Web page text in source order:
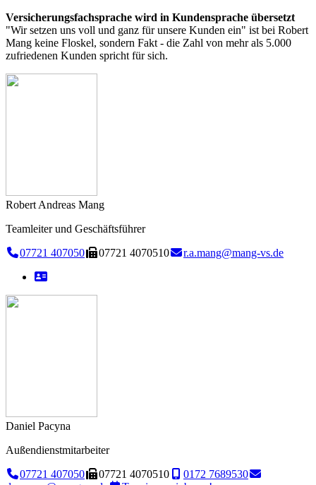
Versicherungsfachsprache wird in Kundensprache übersetzt
"Wir setzen uns voll und ganz für unsere Kunden ein" ist bei Robert
Mang keine Floskel, sondern Fakt - die Zahl von mehr als 5.000
zufriedenen Kunden spricht für sich.
Robert Andreas Mang
Teamleiter und Geschäftsführer
07721 407050
07721 4070510 r.a.mang@mang-vs.de
Daniel Pacyna
Außendienstmitarbeiter
07721 407050
07721 4070510
0172 7689530